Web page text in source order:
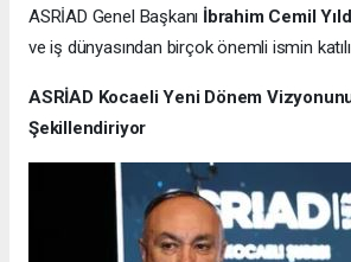
ASRİAD Genel Başkanı İbrahim Cemil
ve iş dünyasından birçok önemli ismin
ASRİAD Kocaeli Yeni Dönem Vizyonunu
Şekillendiriyor